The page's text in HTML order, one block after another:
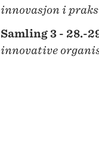
innovasjon i
Samling 3 - 28.-
innovative